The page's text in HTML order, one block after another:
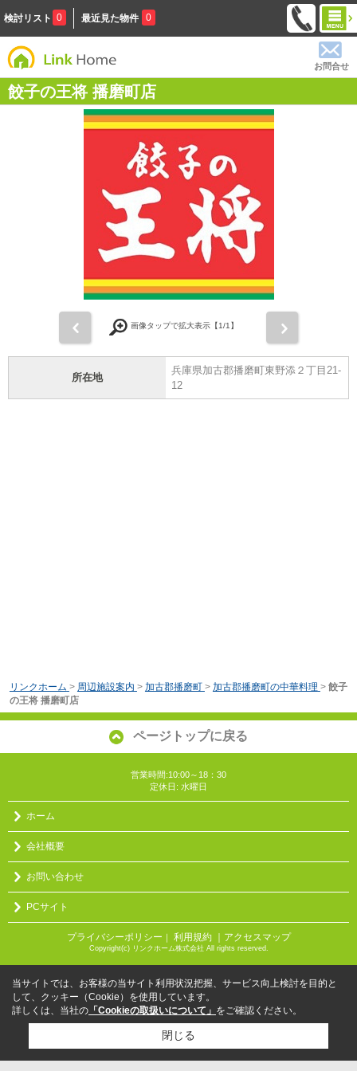
検討リスト 0 最近見た物件 0
お問合せ
餃子の王将 播磨町店
画像タップで拡大表示【1/1】
所在地
兵庫県加古郡播磨町東野添２丁目21-
12
リンクホーム > 周辺施設案内 > 加古郡播磨町 > 加古郡播磨町の中華料理 > 餃子
の王将 播磨町店
ページトップに戻る
営業時間:10:00～18：30
定休日: 水曜日
ホーム
会社概要
お問い合わせ
PCサイト
プライバシーポリシー ｜ 利用規約 ｜アクセスマップ
Copyright(c) リンクホーム株式会社 All rights reserved.
当サイトでは、お客様の当サイト利用状況把握、サービス向上検討を目的と
して、クッキー（Cookie）を使用しています。
詳しくは、当社の 「Cookieの取扱いについて」 をご確認ください。
閉じる